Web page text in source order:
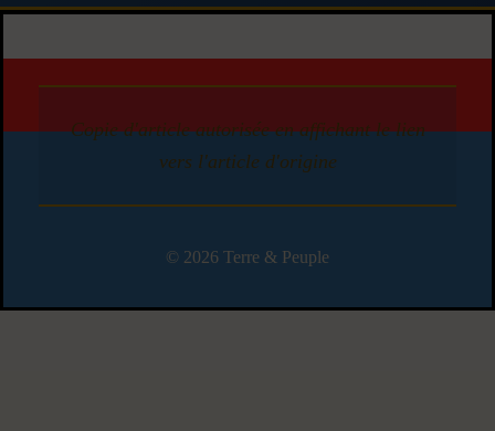
Copie d'article autorisée en affichant le lien
vers l'article d'origine
© 2026 Terre & Peuple